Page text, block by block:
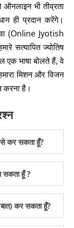
भी तीव्रता
ही प्रदान करेंगे।
(Online Jyotish
सत्यापित ज्योतिष
एक भाषा बोलते हैं, वे
मिशन और विजन
करना है।
कैसे कर सकता हूँ?
करा सकता हूँ ?
बात) कर सकता हूँ?